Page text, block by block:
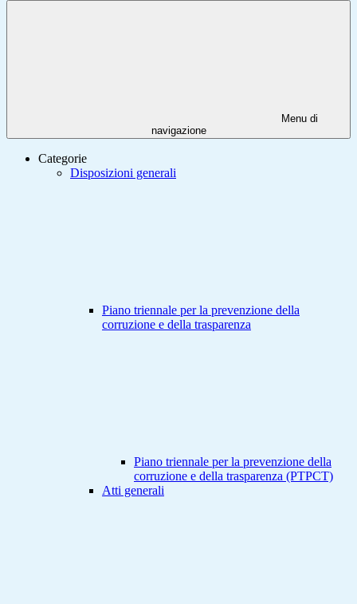
Menu di
navigazione
Categorie
Disposizioni generali
Piano triennale per la prevenzione della
corruzione e della trasparenza
Piano triennale per la prevenzione della
corruzione e della trasparenza (PTPCT)
Atti generali